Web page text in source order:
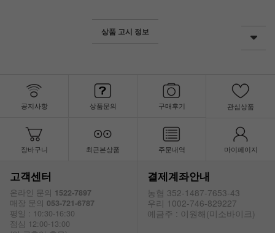
상품 고시 정보
공지사항 상품문의 구매후기 관심상품
장바구니 최근본상품 주문내역 마이페이지
고객센터
온라인 문의 1522-7897
매장 문의 053-721-6787
평일 : 10:30-16:30
점심 12:00-13:00
결제계좌안내
농협 352-1487-7653-43
우리 1002-746-829227
예금주 : 이원해(미소바이크)